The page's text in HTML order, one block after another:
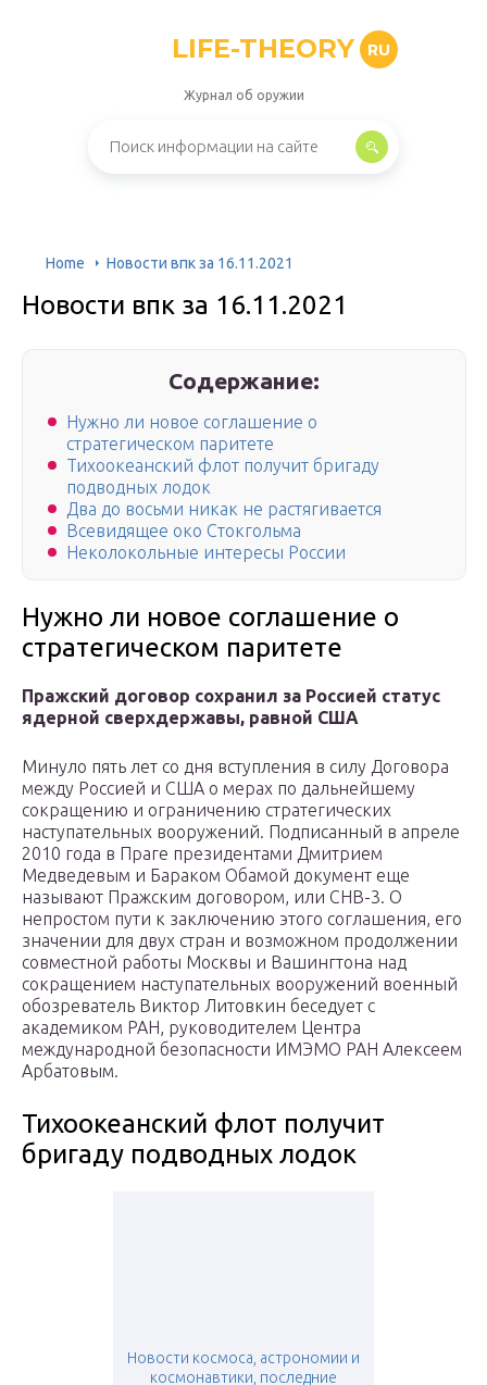
LIFE-THEORY RU
Журнал об оружии
Home Новости впк за 16.11.2021
Новости впк за 16.11.2021
Содержание:
Нужно ли новое соглашение о
стратегическом паритете
Тихоокеанский флот получит бригаду
подводных лодок
Два до восьми никак не растягивается
Всевидящее око Стокгольма
Неколокольные интересы России
Нужно ли новое соглашение о
стратегическом паритете
Пражский договор сохранил за Россией статус
ядерной сверхдержавы, равной США
Минуло пять лет со дня вступления в силу Договора
между Россией и США о мерах по дальнейшему
сокращению и ограничению стратегических
наступательных вооружений. Подписанный в апреле
2010 года в Праге президентами Дмитрием
Медведевым и Бараком Обамой документ еще
называют Пражским договором, или СНВ-3. О
непростом пути к заключению этого соглашения, его
значении для двух стран и возможном продолжении
совместной работы Москвы и Вашингтона над
сокращением наступательных вооружений военный
обозреватель Виктор Литовкин беседует с
академиком РАН, руководителем Центра
международной безопасности ИМЭМО РАН Алексеем
Арбатовым.
Тихоокеанский флот получит
бригаду подводных лодок
Новости космоса, астрономии и
космонавтики, последние